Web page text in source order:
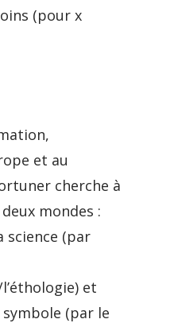
(pour x
et au
cherche à
mondes :
science (par
et
(par le